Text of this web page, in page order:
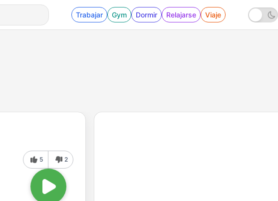
Trabajar Gym Dormir Relajarse Viaje
5 2